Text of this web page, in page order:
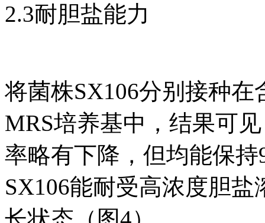
2.3耐胆盐能力
将菌株SX106分别接种在
MRS培养基中，结果可
率略有下降，但均能保
SX106能耐受高浓度胆